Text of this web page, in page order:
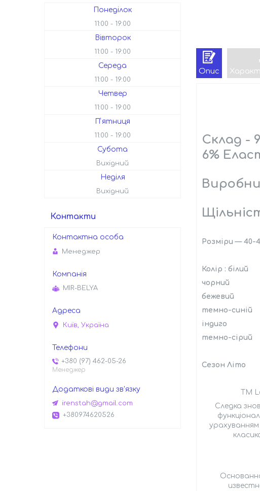
Опис
Склад -
6%
Розміри — 40-
Колір : білий
чорний
бежевий
темно-синій
індиго
темно-сірий
Сезон Літо
ТМ
Следка
урахуванням
Понеділок
11:00 19:00
Вівторок
11:00 19:00
Середа
11:00 19:00
Четвер
11:00 19:00
Пʼятниця
11:00 19:00
Субота
Вихідний
Неділя
Вихідний
Контакти
Менеджер
MIR-BELYA
Київ, Україна
+380 (97) 462-05-26
Менеджер
irenstah@gmail.com
+380974620526